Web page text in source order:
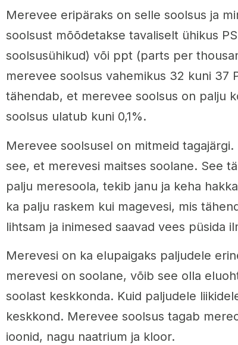
Merevee eripäraks on selle soolsus ja
soolsust mõõdetakse tavaliselt ühikus
soolsusühikud) või ppt (parts per
merevee soolsus vahemikus 32 kuni 37
tähendab, et merevee soolsus on palju
soolsus ulatub kuni 0,1%.
Merevee soolsusel on mitmeid
see, et merevesi maitses soolane. See
palju meresoola, tekib janu ja keha
ka palju raskem kui magevesi, mis
lihtsam ja inimesed saavad vees püsida
Merevesi on ka elupaigaks paljudele
merevesi on soolane, võib see olla
soolast keskkonda. Kuid paljudele
keskkond. Merevee soolsus tagab
ioonid, nagu naatrium ja kloor.